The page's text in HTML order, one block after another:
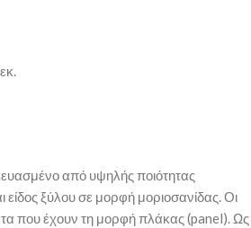
από υψηλής ποιότητας
είδος ξύλου σε μορφή μοριοσανίδας. Οι
που έχουν τη μορφή πλάκας (panel). Ως